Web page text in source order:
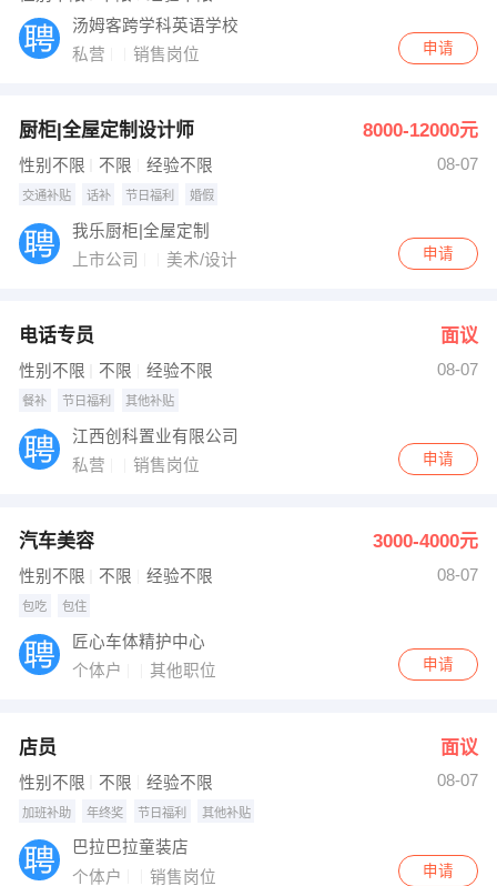
汤姆客跨学科英语学校
私营
销售岗位 申请
厨柜|全屋定制设计师 8000-12000元
性别不限 不限 经验不限 08-07
交通补贴 话补 节日福利 婚假
我乐厨柜|全屋定制
上市公司
美术/设计 申请
电话专员 面议
性别不限 不限 经验不限 08-07
餐补 节日福利 其他补贴
江西创科置业有限公司
私营
销售岗位 申请
汽车美容 3000-4000元
性别不限 不限 经验不限 08-07
包吃 包住
匠心车体精护中心
个体户
其他职位 申请
店员 面议
性别不限 不限 经验不限 08-07
加班补助 年终奖 节日福利 其他补贴
巴拉巴拉童装店
个体户
销售岗位 申请